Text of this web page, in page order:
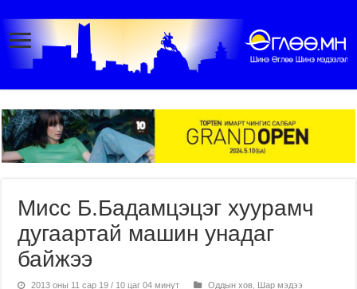
Мисс Б.Бадамцэцэг хуурамч
дугаартай машин унадаг
байжээ
2013 оны 11 сар 19 / 10 цаг 04 минут Оддын хов Шар мэдээ